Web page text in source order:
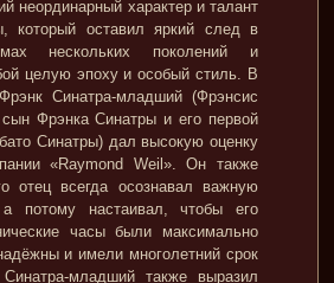
неординарный характер и талант
который оставил яркий след в
нескольких поколений и
целую эпоху и особый стиль. В
Синатра-младший (Фрэнсис
Фрэнка Синатры и его первой
Синатры) дал высокую оценку
«Raymond Weil». Он также
отец всегда осознавал важную
потому настаивал, чтобы его
часы были максимально
и имели многолетний срок
младший также выразил